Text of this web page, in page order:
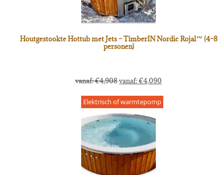
Houtgestookte Hottub met Jets – TimberIN Nordic Rojal™ (4–8
personen)
vanaf:€4,908vanaf:€4,090
Elektrisch of warmtepomp